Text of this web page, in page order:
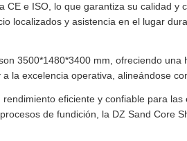
e ISO, lo que garantiza su calidad y
localizados y asistencia en el lugar
3500*1480*3400 mm, ofreciendo
la excelencia operativa, alineándose
eficiente y confiable para
de fundición, la DZ Sand Core